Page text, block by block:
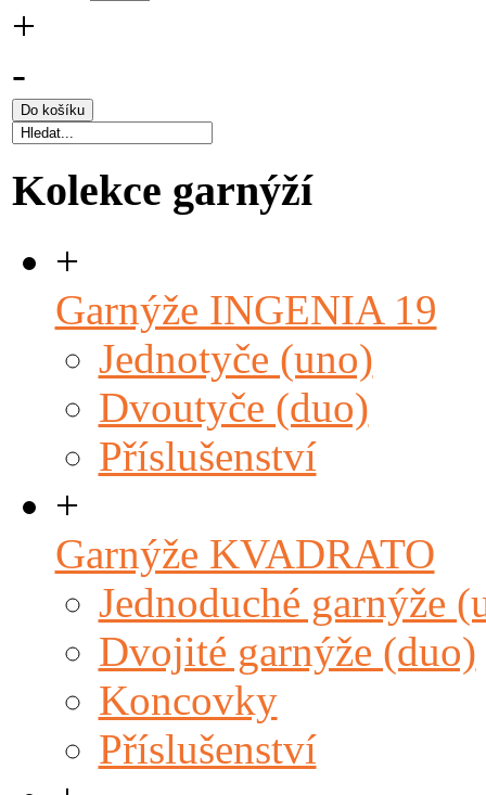
+
-
Kolekce garnýží
+
Garnýže INGENIA 19
Jednotyče (uno)
Dvoutyče (duo)
Příslušenství
+
Garnýže KVADRATO
Jednoduché garnýže
Dvojité garnýže (duo)
Koncovky
Příslušenství